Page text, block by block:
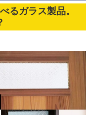
るガラス製品。